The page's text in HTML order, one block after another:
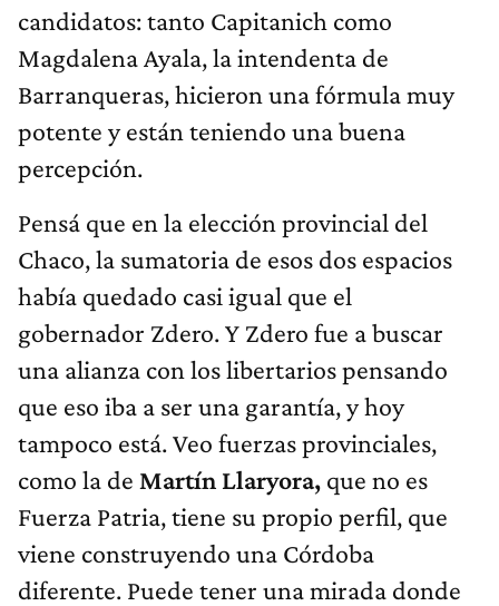
candidatos: tanto Capitanich como
Magdalena Ayala, la intendenta de
Barranqueras, hicieron una fórmula muy
potente y están teniendo una buena
percepción.
Pensá que en la elección provincial del
Chaco, la sumatoria de esos dos espacios
había quedado casi igual que el
gobernador Zdero. Y Zdero fue a buscar
una alianza con los libertarios pensando
que eso iba a ser una garantía, y hoy
tampoco está. Veo fuerzas provinciales,
como la de Martín Llaryora, que no es
Fuerza Patria, tiene su propio perfil, que
viene construyendo una Córdoba
diferente. Puede tener una mirada donde